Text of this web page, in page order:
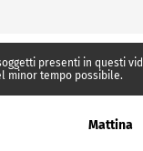
presenti in questi
minor tempo possibile.
Mattina